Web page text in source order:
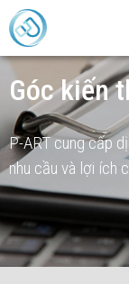
Góc kiến
P-ART cung cấp
nhu cầu và lợi ích